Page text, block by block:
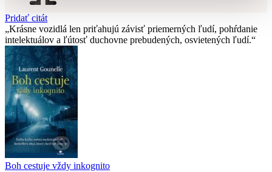
Pridať citát
Krásne vozidlá len priťahujú závisť priemerných ľudí, pohŕdanie
intelektuálov a ľútosť duchovne prebudených, osvietených ľudí.
Boh cestuje vždy inkognito